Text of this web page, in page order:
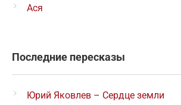
Ася
Последние пересказы
Юрий Яковлев – Сердце земли